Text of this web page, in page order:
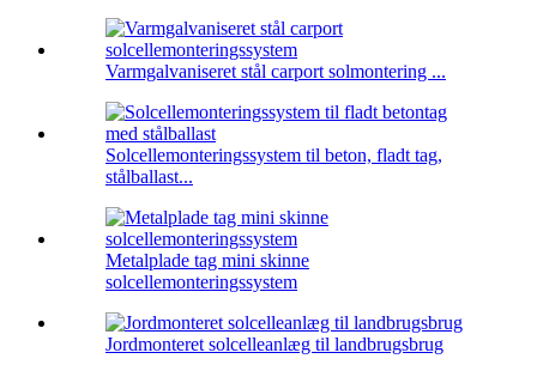
Varmgalvaniseret stål carport solmontering ...
Solcellemonteringssystem til beton, fladt tag,
stålballast...
Metalplade tag mini skinne
solcellemonteringssystem
Jordmonteret solcelleanlæg til landbrugsbrug